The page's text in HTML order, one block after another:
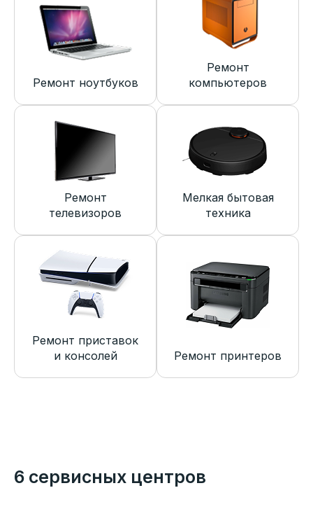
Ремонт ноутбуков
Ремонт
компьютеров
Ремонт
телевизоров
Мелкая бытовая
техника
Ремонт приставок
и консолей
Ремонт принтеров
6 сервисных центров